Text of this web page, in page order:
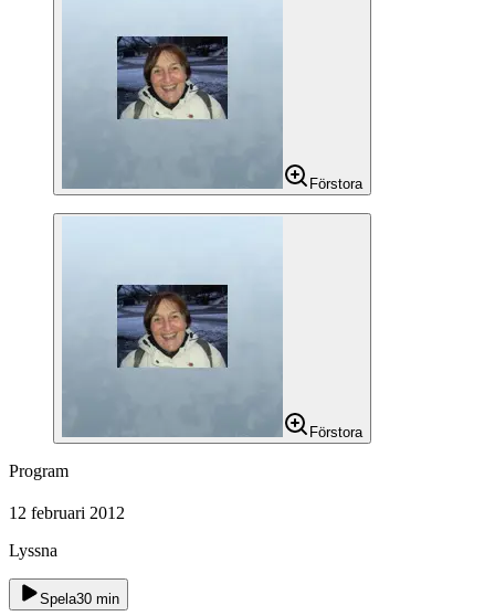
Förstora
Förstora
Program
12 februari 2012
Lyssna
Spela30 min